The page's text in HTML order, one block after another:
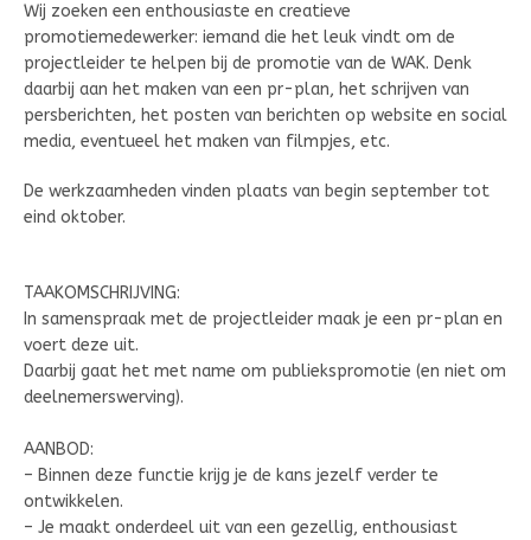
Wij zoeken een enthousiaste en creatieve
promotiemedewerker: iemand die het leuk vindt om de
projectleider te helpen bij de promotie van de WAK. Denk
daarbij aan het maken van een pr-plan, het schrijven van
persberichten, het posten van berichten op website en social
media, eventueel het maken van filmpjes, etc.
De werkzaamheden vinden plaats van begin september tot
eind oktober.
TAAKOMSCHRIJVING:
In samenspraak met de projectleider maak je een pr-plan en
voert deze uit.
Daarbij gaat het met name om publiekspromotie (en niet om
deelnemerswerving).
AANBOD:
– Binnen deze functie krijg je de kans jezelf verder te
ontwikkelen.
– Je maakt onderdeel uit van een gezellig, enthousiast